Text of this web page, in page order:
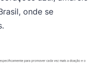
onde se